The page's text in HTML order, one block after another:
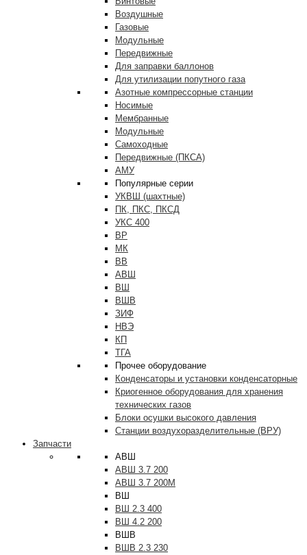
Воздушные
Газовые
Модульные
Передвижные
Для заправки баллонов
Для утилизации попутного газа
Азотные компрессорные станции
Носимые
Мембранные
Модульные
Самоходные
Передвижные (ПКСА)
АМУ
Популярные серии
УКВШ (шахтные)
ПК, ПКС, ПКСД
УКС 400
ВР
МК
ВВ
АВШ
ВШ
ВШВ
ЗИФ
НВЭ
КП
ТГА
Прочее оборудование
Конденсаторы и установки конденсаторные
Криогенное оборудования для хранения
технических газов
Блоки осушки высокого давления
Станции воздухоразделительные (ВРУ)
Запчасти
АВШ
АВШ 3.7 200
АВШ 3.7 200М
ВШ
ВШ 2.3 400
ВШ 4.2 200
ВШВ
ВШВ 2.3 230